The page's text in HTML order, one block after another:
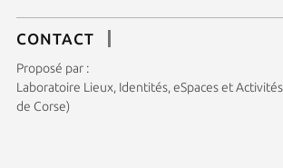
CONTACT
Proposé par :
Laboratoire Lieux, Identités, eSpaces et
de Corse)